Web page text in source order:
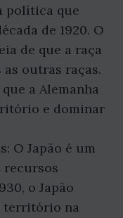
política que
de 1920. O
de que a raça
outras raças.
a Alemanha
e dominar
O Japão é um
recursos
o Japão
território na